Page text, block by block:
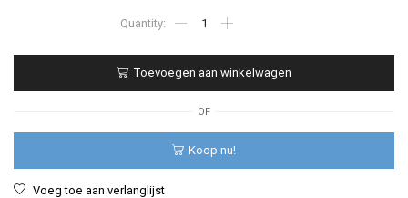
Gel
Oils
aantal
Toevoegen aan winkelwagen
OF
Koop nu!
Voeg toe aan verlanglijst